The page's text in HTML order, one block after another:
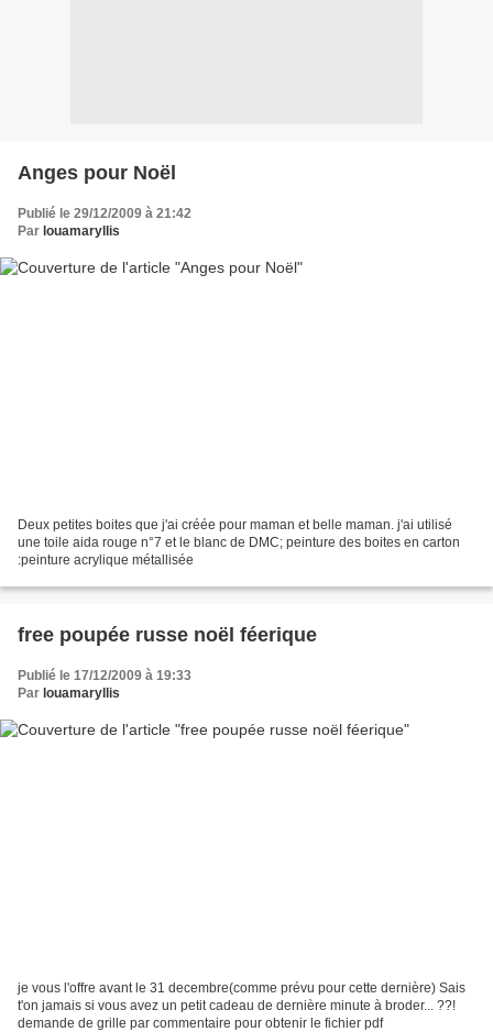
Anges pour Noël
Publié le 29/12/2009 à 21:42
Par louamaryllis
Deux petites boites que j'ai créée pour maman et belle maman. j'ai utilisé
une toile aida rouge n°7 et le blanc de DMC; peinture des boites en carton
:peinture acrylique métallisée
free poupée russe noël féerique
Publié le 17/12/2009 à 19:33
Par louamaryllis
je vous l'offre avant le 31 decembre(comme prévu pour cette dernière) Sais
t'on jamais si vous avez un petit cadeau de dernière minute à broder... ??!
demande de grille par commentaire pour obtenir le fichier pdf